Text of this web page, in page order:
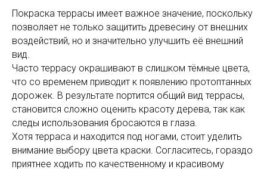
Покраска террасы имеет важное значение, поскольку
позволяет не только защитить древесину от внешних
воздействий, но и значительно улучшить её внешний
вид.
Часто террасу окрашивают в слишком тёмные цвета,
что со временем приводит к появлению протоптанных
дорожек. В результате портится общий вид террасы,
становится сложно оценить красоту дерева, так как
следы использования бросаются в глаза.
Хотя терраса и находится под ногами, стоит уделить
внимание выбору цвета краски. Согласитесь, гораздо
приятнее ходить по качественному и красивому